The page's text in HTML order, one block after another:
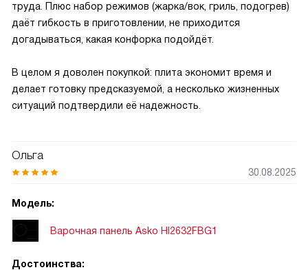
труда. Плюс набор режимов (жарка/вок, гриль, подогрев)
даёт гибкость в приготовлении, не приходится
догадываться, какая конфорка подойдёт.
В целом я доволен покупкой: плита экономит время и
делает готовку предсказуемой, а несколько жизненных
ситуаций подтвердили её надежность.
Ольга
30.08.2025
Модель:
Варочная панель Asko HI2632FBG1
Достоинства: